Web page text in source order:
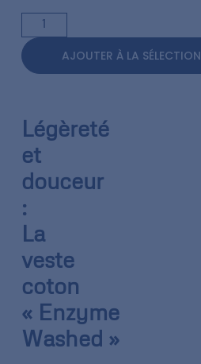
AJOUTER À LA SÉLECTION
Légèreté
et
douceur
:
La
veste
coton
« Enzyme
Washed »